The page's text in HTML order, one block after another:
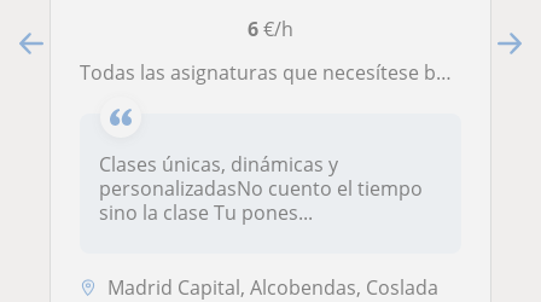
6€/h
Todas las asignaturas que necesítese buen precio También grupos
Clases únicas, dinámicas y
personalizadasNo cuento el tiempo
sino la clase Tu pones...
Madrid Capital, Alcobendas, Coslada